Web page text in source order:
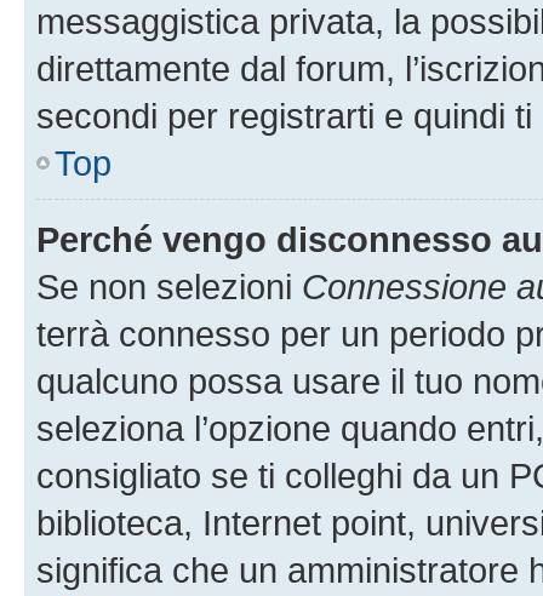
messaggistica privata, la
direttamente dal forum,
secondi per registrarti e quindi
Top
Perché vengo disconnesso
Se non selezioni Connessione
terrà connesso per un periodo
qualcuno possa usare il tuo
seleziona l’opzione quando
consigliato se ti colleghi da un
biblioteca, Internet point,
significa che un amministratore